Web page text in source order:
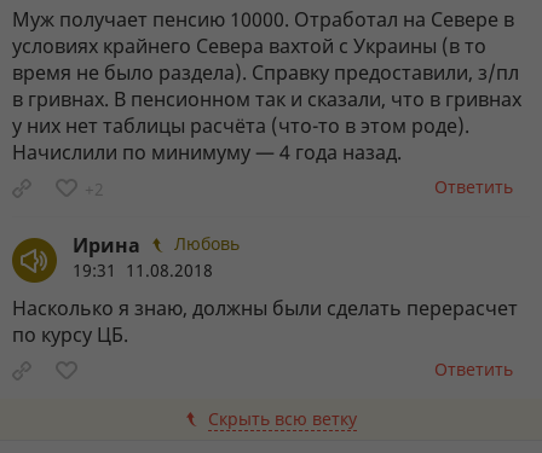
Муж получает пенсию 10000. Отработал на Севере в
условиях крайнего Севера вахтой с Украины (в то
время не было раздела). Справку предоставили, з/пл
в гривнах. В пенсионном так и сказали, что в гривнах
у них нет таблицы расчёта (что-то в этом роде).
Начислили по минимуму — 4 года назад.
+2 Ответить
Ирина
Любовь
19:31 11.08.2018
Насколько я знаю, должны были сделать перерасчет
по курсу ЦБ.
Ответить
Скрыть всю ветку